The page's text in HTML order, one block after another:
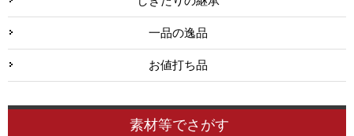
一品の逸品
お値打ち品
素材等でさがす